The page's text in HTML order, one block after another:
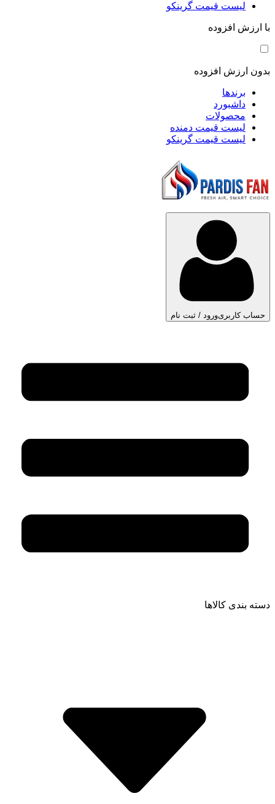
لیست قیمت گرینکو
با ارزش افزوده
بدون ارزش افزوده
برندها
داشبورد
محصولات
لیست قیمت دمنده
لیست قیمت گرینکو
حساب کاربریورود / ثبت نام
دسته بندی کالاها